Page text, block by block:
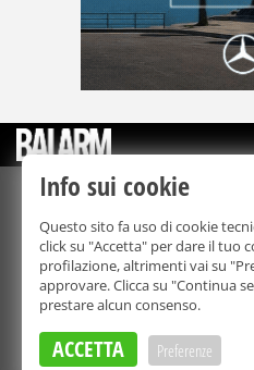
©Copyright
Bmedia Srl-
La riproduzione totale o parziale
forma, su qualsiasi
Balarm.it è una testata
Tribunale di Palermo
Direttore
Info sui cookie
Questo sito fa uso di cookie
click su "Accetta" per dare il tuo
profilazione, altrimenti vai su
approvare. Clicca su "Continua
prestare alcun consenso.
ACCETTA Preferenze